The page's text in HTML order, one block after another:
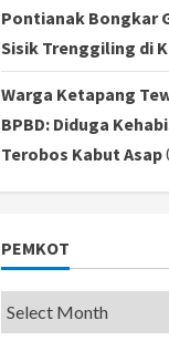
Pontianak Bongkar
Sisik Trenggiling di
Warga Ketapang
BPBD: Diduga
Terobos Kabut Asap
PEMKOT
Pemkot